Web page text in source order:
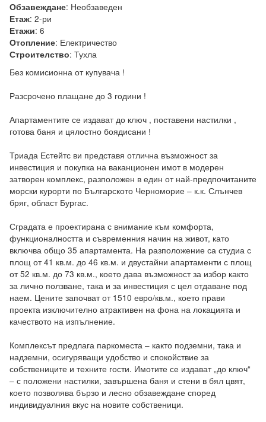
Обзавеждане: Необзаведен
Етаж: 2-ри
Етажи: 6
Отопление: Електричество
Строителство: Тухла
Без комисионна от купувача !
Разсрочено плащане до 3 години !
Апартаментите се издават до ключ , поставени настилки ,
готова баня и цялостно боядисани !
Триада Естейтс ви представя отлична възможност за
инвестиция и покупка на ваканционен имот в модерен
затворен комплекс, разположен в един от най-предпочитаните
морски курорти по Българското Черноморие – к.к. Слънчев
бряг, област Бургас.
Сградата е проектирана с внимание към комфорта,
функционалността и съвременния начин на живот, като
включва общо 35 апартамента. На разположение са студиа с
площ от 41 кв.м. до 46 кв.м. и двустайни апартаменти с площ
от 52 кв.м. до 73 кв.м., което дава възможност за избор както
за лично ползване, така и за инвестиция с цел отдаване под
наем. Цените започват от 1510 евро/кв.м., което прави
проекта изключително атрактивен на фона на локацията и
качеството на изпълнение.
Комплексът предлага паркоместа – както подземни, така и
надземни, осигуряващи удобство и спокойствие за
собствениците и техните гости. Имотите се издават „до ключ“
– с положени настилки, завършена баня и стени в бял цвят,
което позволява бързо и лесно обзавеждане според
индивидуалния вкус на новите собственици.